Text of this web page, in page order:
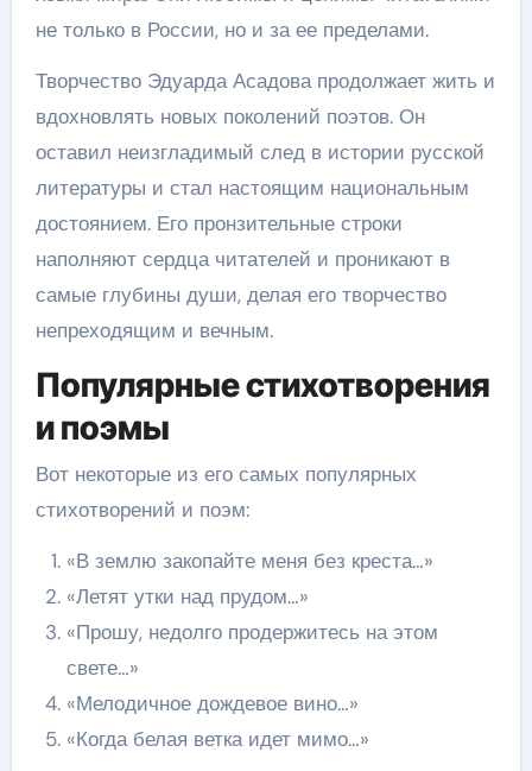
не только в России, но и за ее пределами.
Творчество Эдуарда Асадова продолжает жить и
вдохновлять новых поколений поэтов. Он
оставил неизгладимый след в истории русской
литературы и стал настоящим национальным
достоянием. Его пронзительные строки
наполняют сердца читателей и проникают в
самые глубины души, делая его творчество
непреходящим и вечным.
Популярные стихотворения
и поэмы
Вот некоторые из его самых популярных
стихотворений и поэм:
«В землю закопайте меня без креста…»
«Летят утки над прудом…»
«Прошу, недолго продержитесь на этом
свете…»
«Мелодичное дождевое вино…»
«Когда белая ветка идет мимо…»